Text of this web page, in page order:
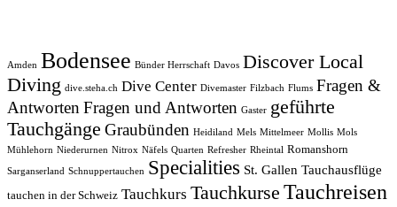
Amden Bodensee Bünder Herrschaft Davos Discover Local
Diving dive.steha.ch Dive Center Divemaster Filzbach Flums Fragen &
Antworten Fragen und Antworten Gaster geführte
Tauchgänge Graubünden Heidiland Mels Mittelmeer Mollis Mols
Mühlehorn Niederurnen Nitrox Näfels Quarten Refresher Rheintal Romanshorn
Sarganserland Schnuppertauchen Specialities St. Gallen Tauchausflüge
tauchen in der Schweiz Tauchkurs Tauchkurse Tauchreisen